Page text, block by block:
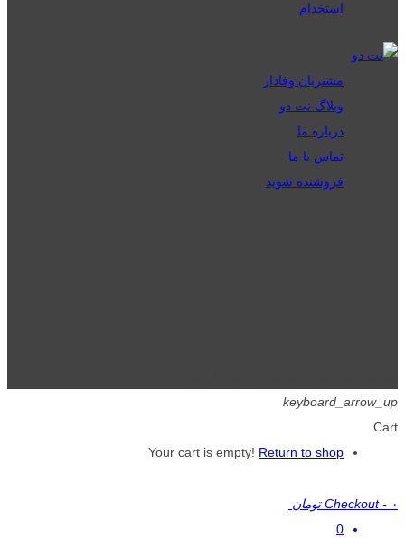
استخدام
مشتریان وفادار
وبلاگ نت دو
درباره ما
تماس با ما
فروشنده شوید
keyboard_arrow_up
Cart
Your cart is empty! Return to shop
Checkout - ۰ تومان
0